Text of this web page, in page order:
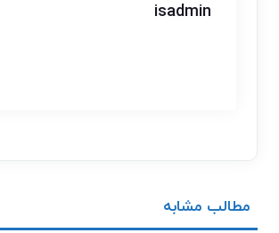
isadmin
مطالب مشابه